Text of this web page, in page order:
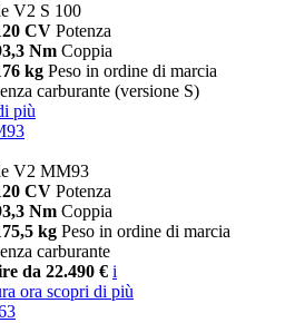
V2 S 100
CV Potenza
Nm Coppia
kg Peso in ordine di marcia
carburante (versione S)
più
V2 MM93
CV Potenza
Nm Coppia
kg Peso in ordine di marcia
carburante
da 22.490 € i
ora scopri di più